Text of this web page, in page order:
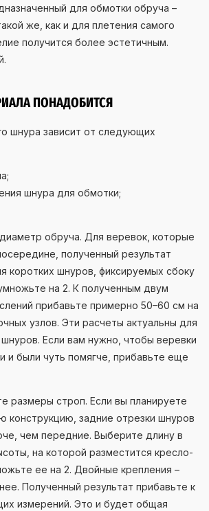
для обмотки обруча –
же, как и для плетения самого
получится более эстетичным.
ПОНАДОБИТСЯ
шнура зависит от следующих
шнура для обмотки;
обруча. Для веревок, которые
полученный результат
коротких шнуров, фиксируемых сбоку
на 2. К полученным двум
прибавьте примерно 50–60 см на
узлов. Эти расчеты актуальны для
Если вам нужно, чтобы веревки
и были чуть помягче, прибавьте еще
размеры строп. Если вы планируете
конструкцию, задние отрезки шнуров
чем передние. Выберите длину в
на которой разместится кресло-
ее на 2. Двойные крепления –
Полученный результат прибавьте к
измерений. Это и будет общая